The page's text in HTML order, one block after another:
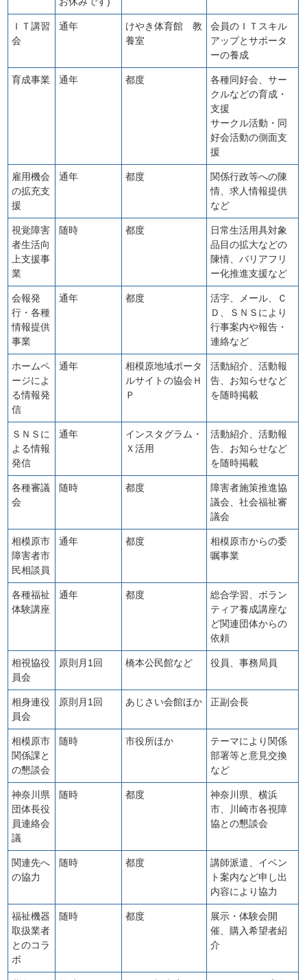
ＩＴ講習
会
通年
けやき体育館 教
養室
会員のＩＴスキル
アップとサポータ
ーの養成
育成事業 通年 都度
各種同好会、サー
クルなどの育成・
支援
サークル活動・同
好会活動の側面支
援
雇用機会
の拡充支
援
通年 都度
関係行政等への陳
情、求人情報提供
など
視覚障害
者生活向
上支援事
業
随時 都度
日常生活用具対象
品目の拡大などの
陳情、バリアフリ
ー化推進支援など
会報発
行・各種
情報提供
事業
通年 都度
活字、メール、Ｃ
Ｄ、ＳＮＳにより
行事案内や報告・
連絡など
ホームペ
ージによ
る情報発
信
通年
相模原地域ポータ
ルサイトの協会Ｈ
Ｐ
活動紹介、活動報
告、お知らせなど
を随時掲載
ＳＮＳに
よる情報
発信
通年
インスタグラム・
Ｘ活用
活動紹介、活動報
告、お知らせなど
を随時掲載
各種審議
会
随時 都度
障害者施策推進協
議会、社会福祉審
議会
相模原市
障害者市
民相談員
通年 都度
相模原市からの委
嘱事業
各種福祉
体験講座
通年 都度
総合学習、ボラン
ティア養成講座な
ど関連団体からの
依頼
相視協役
員会
原則月1回 橋本公民館など 役員、事務局員
相身連役
員会
原則月1回 あじさい会館ほか 正副会長
相模原市
関係課と
の懇談会
随時 市役所ほか
テーマにより関係
部署等と意見交換
など
神奈川県
団体長役
員連絡会
議
随時 都度
神奈川県、横浜
市、川崎市各視障
協との懇談会
関連先へ
の協力
随時 都度
講師派遣、イベン
ト案内など申し出
内容により協力
福祉機器
取扱業者
とのコラ
ボ
随時 都度
展示・体験会開
催、購入希望者紹
介